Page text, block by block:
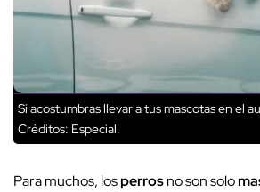
Si acostumbras llevar a tus mascotas en el
Créditos: Especial.
Para muchos, losperrosno son solo